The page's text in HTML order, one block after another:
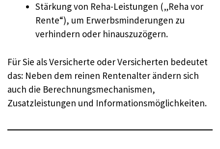
Stärkung von Reha-Leistungen („Reha vor
Rente“), um Erwerbsminderungen zu
verhindern oder hinauszuzögern.
Für Sie als Versicherte oder Versicherten bedeutet
das: Neben dem reinen Rentenalter ändern sich
auch die Berechnungsmechanismen,
Zusatzleistungen und Informationsmöglichkeiten.